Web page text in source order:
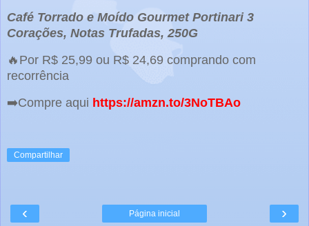
Café Torrado e Moído Gourmet Portinari 3
Corações, Notas Trufadas, 250G
🔥Por R$ 25,99 ou R$ 24,69 comprando com
recorrência
➡️Compre aqui https://amzn.to/3NoTBAo
Compartilhar
‹ ›
Página inicial